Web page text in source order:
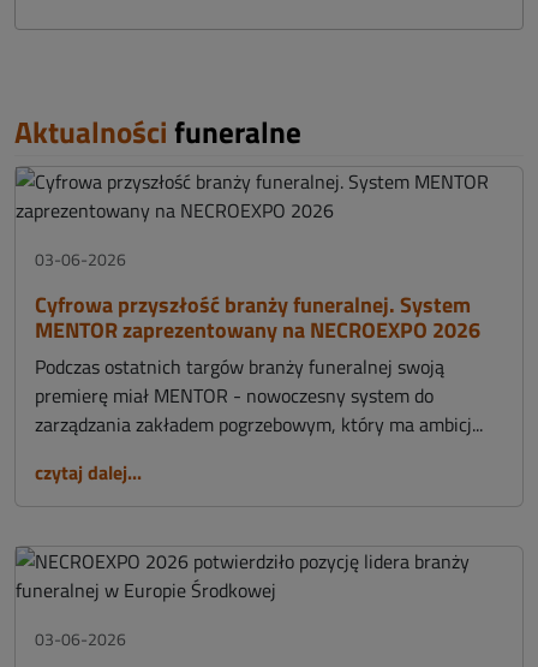
Aktualnościfuneralne
03-06-2026
Cyfrowa przyszłość branży funeralnej. System
MENTOR zaprezentowany na NECROEXPO 2026
Podczas ostatnich targów branży funeralnej swoją
premierę miał MENTOR - nowoczesny system do
zarządzania zakładem pogrzebowym, który ma ambicj...
czytaj dalej...
03-06-2026